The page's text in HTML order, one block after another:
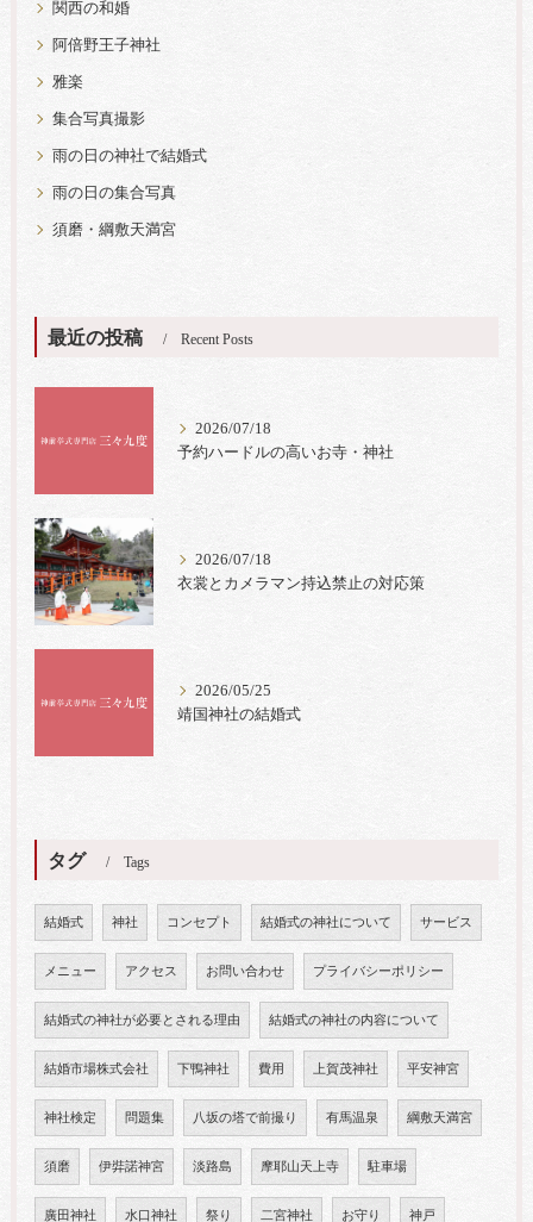
関西の和婚
阿倍野王子神社
雅楽
集合写真撮影
雨の日の神社で結婚式
雨の日の集合写真
須磨・綱敷天満宮
最近の投稿 Recent Posts
2026/07/18
予約ハードルの高いお寺・神社
2026/07/18
衣裳とカメラマン持込禁止の対応策
2026/05/25
靖国神社の結婚式
タグ Tags
結婚式 神社 コンセプト 結婚式の神社について サービス
メニュー アクセス お問い合わせ プライバシーポリシー
結婚式の神社が必要とされる理由 結婚式の神社の内容について
結婚市場株式会社 下鴨神社 費用 上賀茂神社 平安神宮
神社検定 問題集 八坂の塔で前撮り 有馬温泉 綱敷天満宮
須磨 伊弉諾神宮 淡路島 摩耶山天上寺 駐車場
廣田神社 水口神社 祭り 二宮神社 お守り 神戸